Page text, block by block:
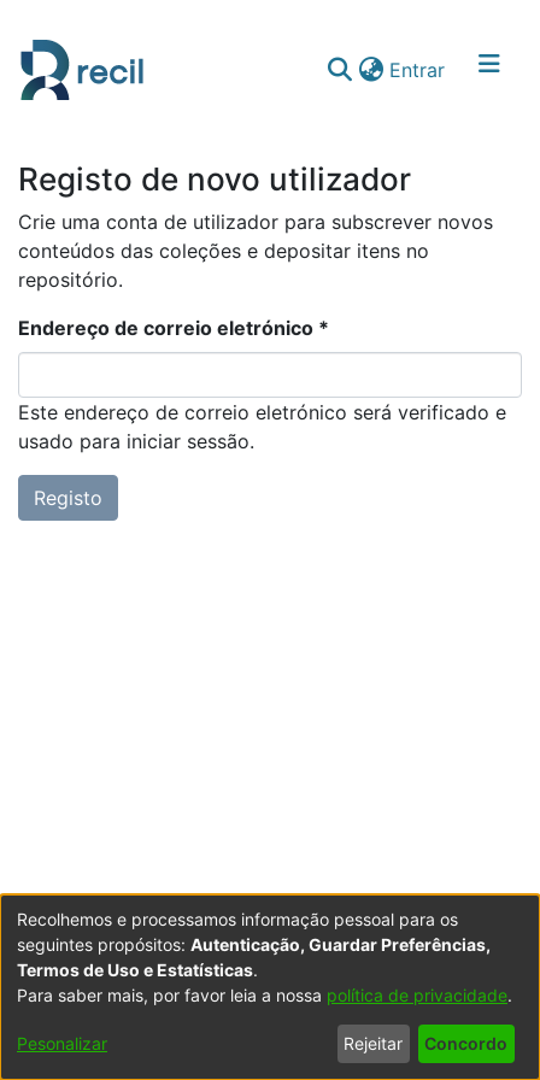
Entrar(current)
Registo de novo utilizador
Crie uma conta de utilizador para subscrever novos
conteúdos das coleções e depositar itens no
repositório.
Endereço de correio eletrónico *
Este endereço de correio eletrónico será verificado e
usado para iniciar sessão.
Registo
Powered by DSpace Copyright © 2003-2026LYRASIS
Configurações
Política de
Privacidade
Termos
de Uso
Contacte-
nos
Recolhemos e processamos informação pessoal para os
seguintes propósitos: Autenticação, Guardar Preferências,
Termos de Uso e Estatísticas.
Para saber mais, por favor leia a nossa política de privacidade.
Pesonalizar Rejeitar Concordo